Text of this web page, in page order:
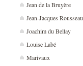
Jean de la Bruyère
Jean-Jacques Rousseau
Joachim du Bellay
Louise Labé
Marivaux